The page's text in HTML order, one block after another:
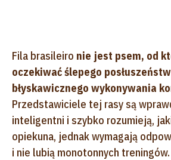
Fila brasileiro nie jest psem, od
oczekiwać ślepego
błyskawicznego wykonywania
Przedstawiciele tej rasy są
inteligentni i szybko rozumieją,
opiekuna, jednak wymagają
i nie lubią monotonnych treningów.